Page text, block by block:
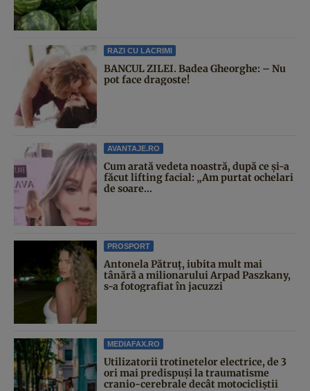
RAZI CU LACRIMI
BANCUL ZILEI. Badea Gheorghe: – Nu
pot face dragoste!
AVANTAJE.RO
Cum arată vedeta noastră, după ce și-a
făcut lifting facial: „Am purtat ochelari
de soare...
PROSPORT
Antonela Pătruț, iubita mult mai
tânără a milionarului Arpad Paszkany,
s-a fotografiat în jacuzzi
MEDIAFAX.RO
Utilizatorii trotinetelor electrice, de 3
ori mai predispuși la traumatisme
cranio-cerebrale decât motocicliștii